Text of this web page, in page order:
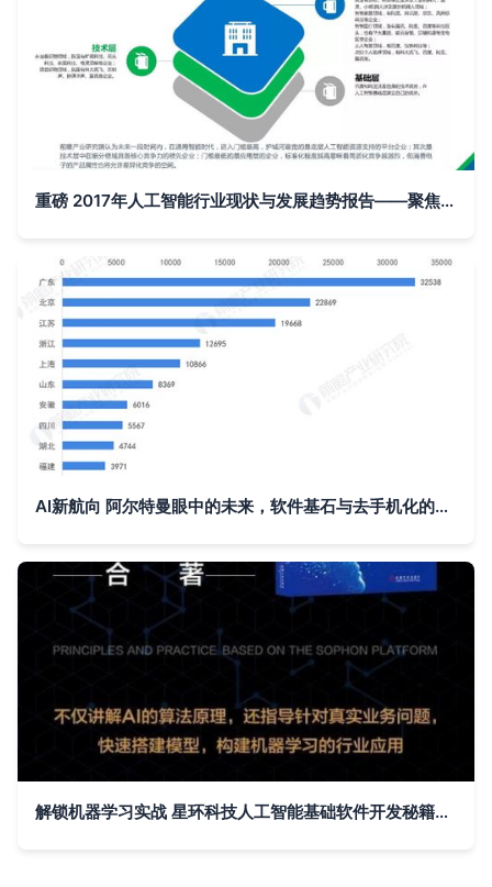
重磅 2017年人工智能行业现状与发展趋势报告——聚焦基础软件开发
AI新航向 阿尔特曼眼中的未来，软件基石与去手机化的智能世界
解锁机器学习实战 星环科技人工智能基础软件开发秘籍问世